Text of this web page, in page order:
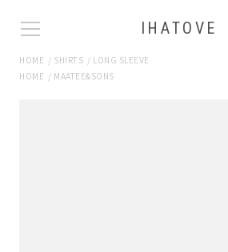
IHATOVE
HOME / SHIRTS / LONG SLEEVE
HOME / MAATEE&SONS